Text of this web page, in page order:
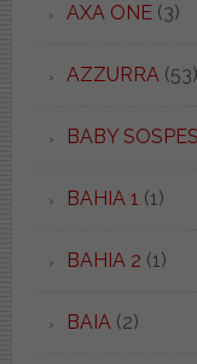
AXA ONE(3)
AZZURRA(53)
BABY
BAHIA 1 (1)
BAHIA 2 (1)
BAIA(2)